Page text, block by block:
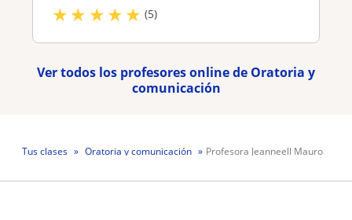
★★ ★★★ (5)
Ver todos los profesores online de Oratoria y
comunicación
Tus clases Oratoria y comunicación Profesora Jeanneell Mauro